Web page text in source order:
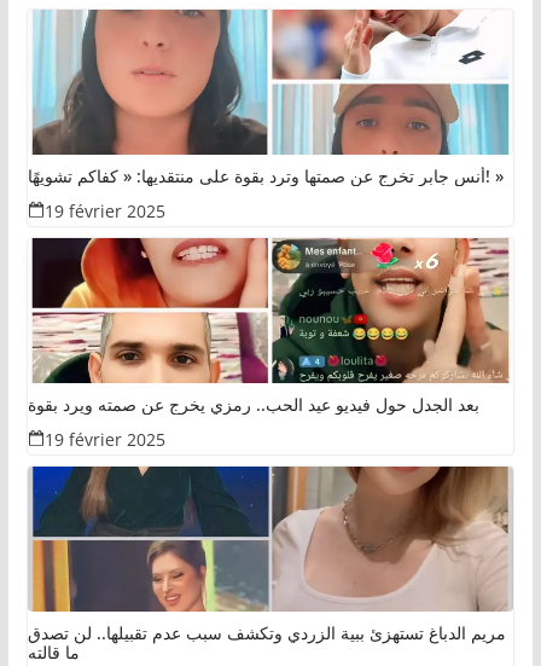
أنس جابر تخرج عن صمتها وترد بقوة على منتقديها: « كفاكم تشويهًا! »
19 février 2025
بعد الجدل حول فيديو عيد الحب.. رمزي يخرج عن صمته ويرد بقوة
19 février 2025
مريم الدباغ تستهزئ ببية الزردي وتكشف سبب عدم تقبيلها.. لن تصدق
ما قالته